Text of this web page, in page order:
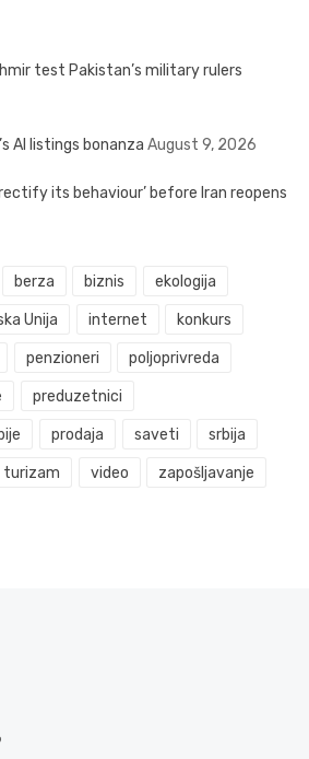
test Pakistan’s military rulers
AI listings bonanza August 9, 2026
its behaviour’ before Iran reopens
berza biznis ekologija
Unija internet konkurs
penzioneri poljoprivreda
preduzetnici
prodaja saveti srbija
turizam video zapošljavanje